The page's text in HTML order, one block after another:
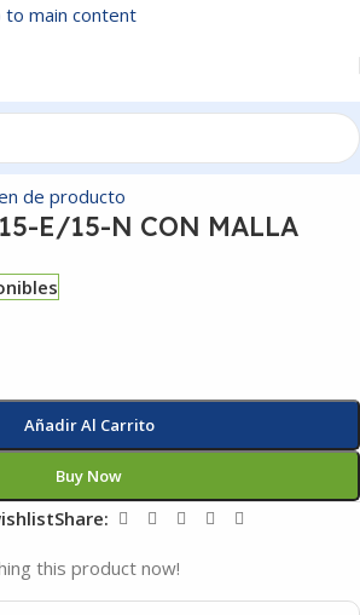
to main content
E/15-N CON MALLA
Añadir Al Carrito
Buy Now
Share:
this product now!